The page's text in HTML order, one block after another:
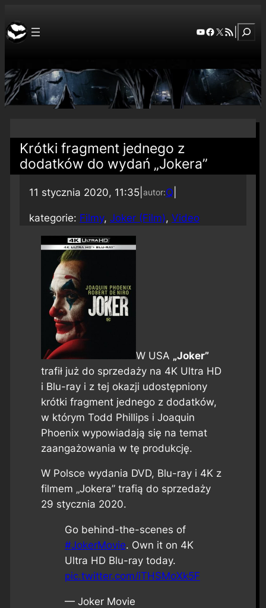
YouTube
Facebook
X RSS Feed
Krótki fragment jednego z
dodatków do wydań „Jokera”
11 stycznia 2020, 11:35| autor:Q
kategorie: Filmy, Joker (Film), Video
W USA „Joker”
trafił już do sprzedaży na 4K Ultra HD
i Blu-ray i z tej okazji udostępniony
krótki fragment jednego z dodatków,
w którym Todd Phillips i Joaquin
Phoenix wypowiadają się na temat
zaangażowania w tę produkcję.
W Polsce wydania DVD, Blu-ray i 4K z
filmem „Jokera” trafią do sprzedaży
29 stycznia 2020.
Go behind-the-scenes of
#JokerMovie. Own it on 4K
Ultra HD Blu-ray today.
pic.twitter.com/iTHSMoXk5F
— Joker Movie